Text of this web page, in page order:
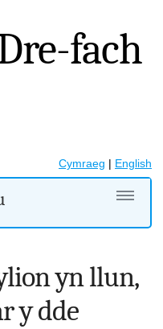
fach
Cymraeg | English
yn llun,
y dde